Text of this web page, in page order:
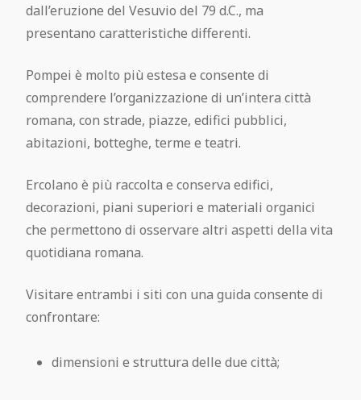
dall’eruzione del Vesuvio del 79 d.C., ma
presentano caratteristiche differenti.
Pompei è molto più estesa e consente di
comprendere l’organizzazione di un’intera città
romana, con strade, piazze, edifici pubblici,
abitazioni, botteghe, terme e teatri.
Ercolano è più raccolta e conserva edifici,
decorazioni, piani superiori e materiali organici
che permettono di osservare altri aspetti della vita
quotidiana romana.
Visitare entrambi i siti con una guida consente di
confrontare:
dimensioni e struttura delle due città;